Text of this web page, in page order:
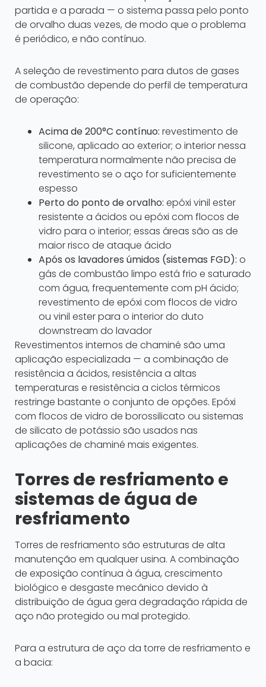
partida e a parada — o sistema passa pelo ponto
de orvalho duas vezes, de modo que o problema
é periódico, e não contínuo.
A seleção de revestimento para dutos de gases
de combustão depende do perfil de temperatura
de operação:
Acima de 200°C contínuo: revestimento de
silicone, aplicado ao exterior; o interior nessa
temperatura normalmente não precisa de
revestimento se o aço for suficientemente
espesso
Perto do ponto de orvalho: epóxi vinil ester
resistente a ácidos ou epóxi com flocos de
vidro para o interior; essas áreas são as de
maior risco de ataque ácido
Após os lavadores úmidos (sistemas FGD): o
gás de combustão limpo está frio e saturado
com água, frequentemente com pH ácido;
revestimento de epóxi com flocos de vidro
ou vinil ester para o interior do duto
downstream do lavador
Revestimentos internos de chaminé são uma
aplicação especializada — a combinação de
resistência a ácidos, resistência a altas
temperaturas e resistência a ciclos térmicos
restringe bastante o conjunto de opções. Epóxi
com flocos de vidro de borossilicato ou sistemas
de silicato de potássio são usados nas
aplicações de chaminé mais exigentes.
Torres de resfriamento e
sistemas de água de
resfriamento
Torres de resfriamento são estruturas de alta
manutenção em qualquer usina. A combinação
de exposição contínua à água, crescimento
biológico e desgaste mecânico devido à
distribuição de água gera degradação rápida de
aço não protegido ou mal protegido.
Para a estrutura de aço da torre de resfriamento e
a bacia: